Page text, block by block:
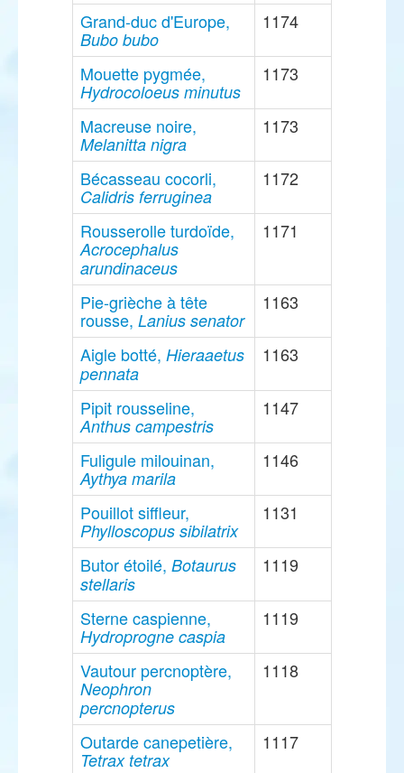
Grand-duc d'Europe,
Bubo bubo
1174
Mouette pygmée,
Hydrocoloeus minutus
1173
Macreuse noire,
Melanitta nigra
1173
Bécasseau cocorli,
Calidris ferruginea
1172
Rousserolle turdoïde,
Acrocephalus
arundinaceus
1171
Pie-grièche à tête
rousse, Lanius senator
1163
Aigle botté, Hieraaetus
pennata
1163
Pipit rousseline,
Anthus campestris
1147
Fuligule milouinan,
Aythya marila
1146
Pouillot siffleur,
Phylloscopus sibilatrix
1131
Butor étoilé, Botaurus
stellaris
1119
Sterne caspienne,
Hydroprogne caspia
1119
Vautour percnoptère,
Neophron
percnopterus
1118
Outarde canepetière,
Tetrax tetrax
1117